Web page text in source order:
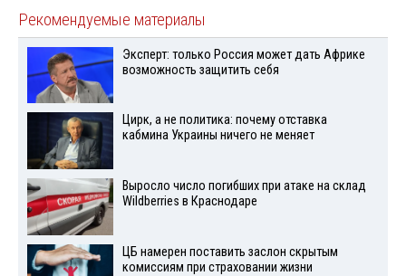
Рекомендуемые материалы
Эксперт: только Россия может дать Африке
возможность защитить себя
Цирк, а не политика: почему отставка
кабмина Украины ничего не меняет
Выросло число погибших при атаке на склад
Wildberries в Краснодаре
ЦБ намерен поставить заслон скрытым
комиссиям при страховании жизни